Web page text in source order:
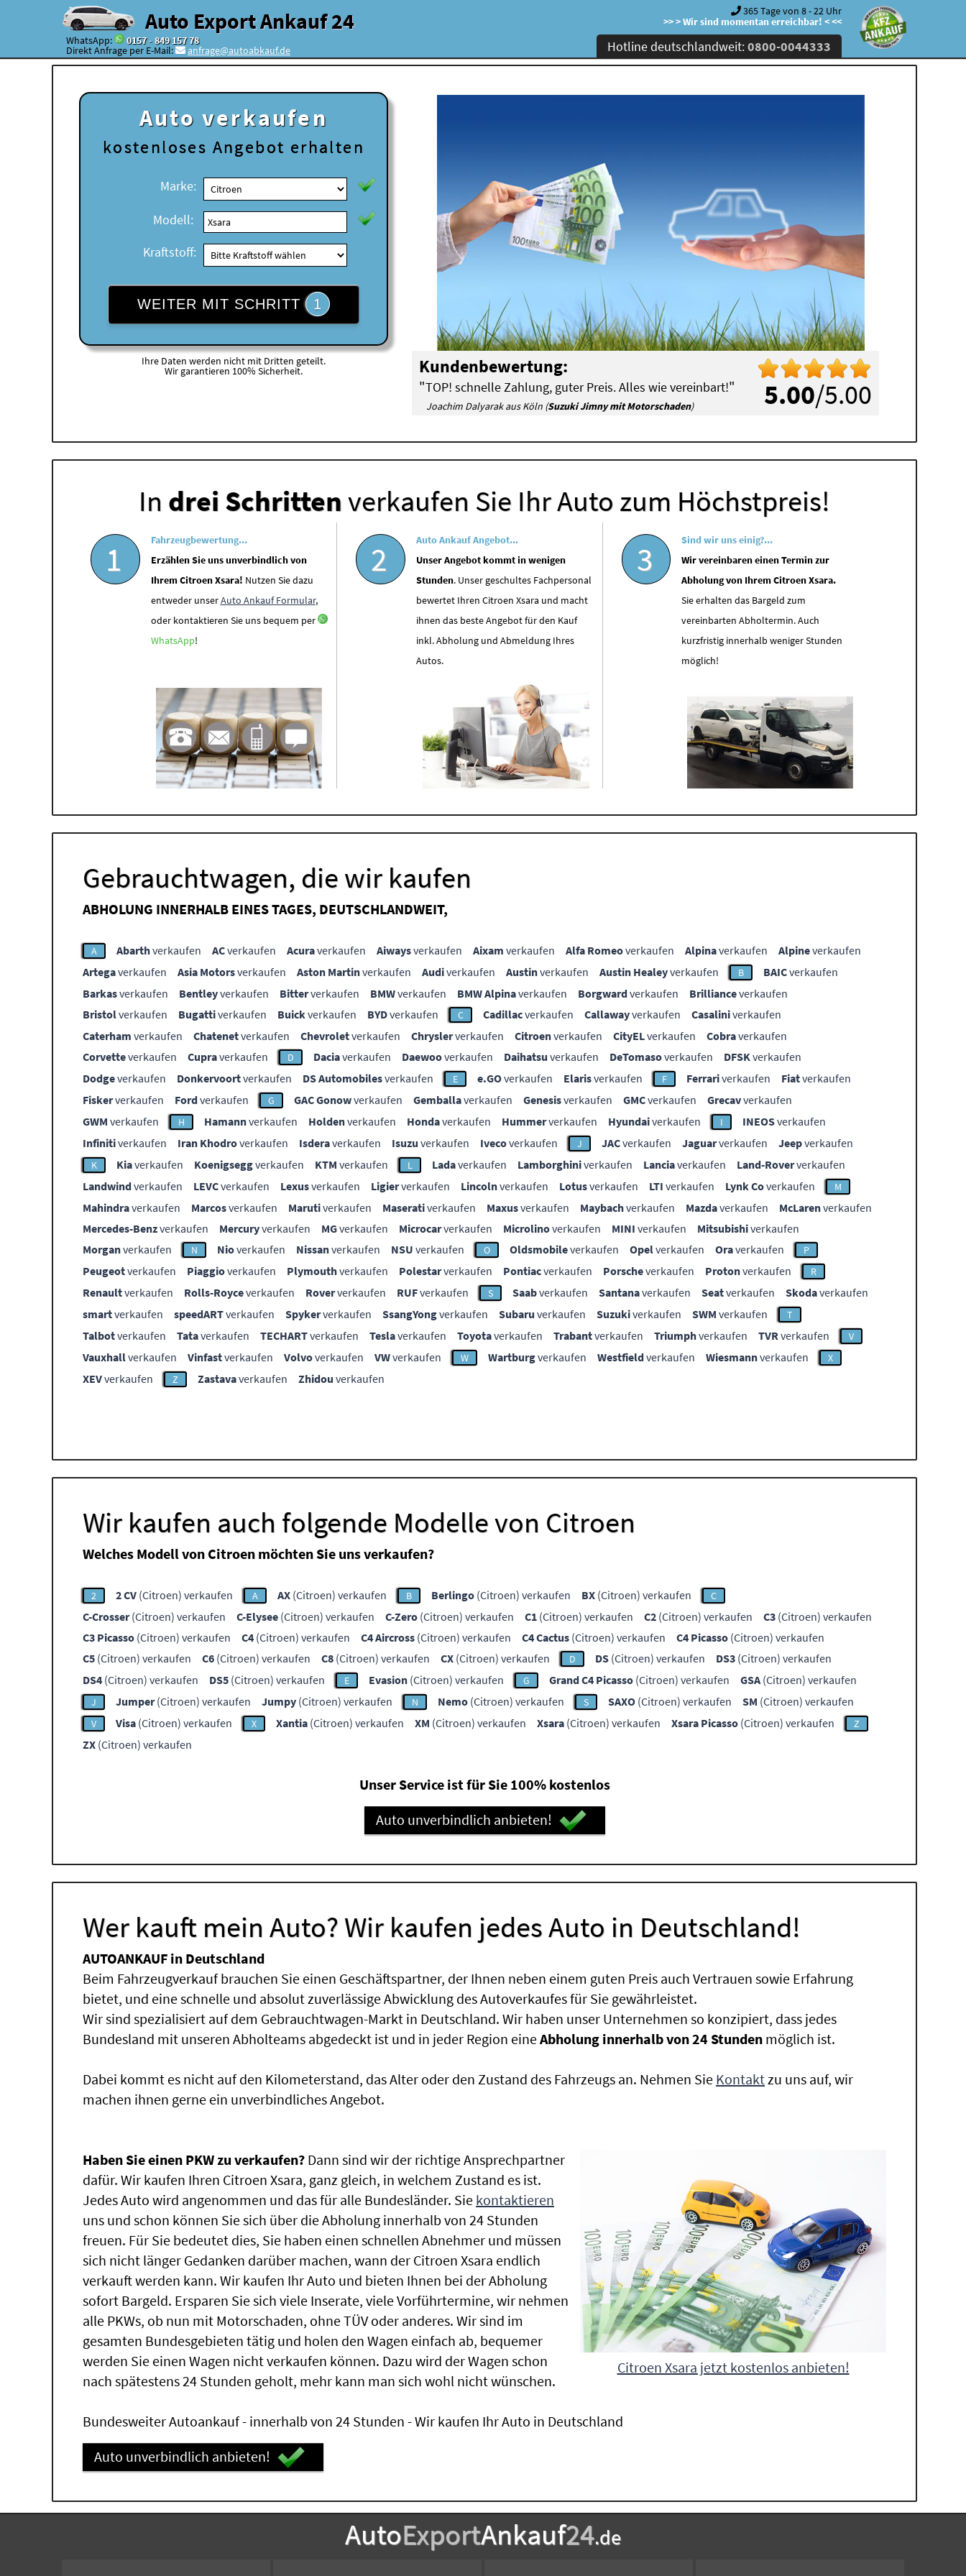
Auto Export Ankauf 24
WhatsApp: 0157 - 849 157 78
Direkt Anfrage per E-Mail: anfrage@autoabkauf.de
365 Tage von 8 - 22 Uhr
>> > Wir sind momentan erreichbar! < <<
Hotline deutschlandweit:0800-0044333
Auto verkaufen
kostenloses Angebot erhalten
Marke:
Modell:
Kraftstoff:
WEITER MIT SCHRITT 1
Ihre Daten werden nicht mit Dritten geteilt.
Wir garantieren 100% Sicherheit.
5.00/5.00
Kundenbewertung:
"TOP! schnelle Zahlung, guter Preis. Alles wie vereinbart!"
Joachim Dalyarak aus Köln (Suzuki Jimny mit Motorschaden)
In drei Schrittenverkaufen Sie Ihr Auto zum Höchstpreis!
1
Fahrzeugbewertung...
Erzählen Sie uns unverbindlich von
Ihrem Citroen Xsara! Nutzen Sie dazu
entweder unserAuto Ankauf Formular,
oder kontaktieren Sie uns bequem per
WhatsApp!
2
Auto Ankauf Angebot...
Unser Angebot kommt in wenigen
Stunden. Unser geschultes Fachpersonal
bewertet Ihren Citroen Xsara und macht
ihnen das beste Angebot für den Kauf
inkl. Abholung und Abmeldung Ihres
Autos.
3
Sind wir uns einig?...
Wir vereinbaren einen Termin zur
Abholung von Ihrem Citroen Xsara.
Sie erhalten das Bargeld zum
vereinbarten Abholtermin. Auch
kurzfristig innerhalb weniger Stunden
möglich!
Gebrauchtwagen, die wir kaufen
ABHOLUNG INNERHALB EINES TAGES, DEUTSCHLANDWEIT,
A Abarthverkaufen ACverkaufen Acuraverkaufen Aiwaysverkaufen Aixam verkaufen Alfa Romeoverkaufen Alpinaverkaufen Alpineverkaufen
Artegaverkaufen Asia Motorsverkaufen Aston Martinverkaufen Audiverkaufen Austinverkaufen Austin Healeyverkaufen B BAICverkaufen
Barkasverkaufen Bentleyverkaufen Bitterverkaufen BMWverkaufen BMW Alpinaverkaufen Borgwardverkaufen Brillianceverkaufen
Bristolverkaufen Bugattiverkaufen Buickverkaufen BYDverkaufen C Cadillacverkaufen Callawayverkaufen Casaliniverkaufen
Caterham verkaufen Chatenetverkaufen Chevroletverkaufen Chryslerverkaufen Citroenverkaufen CityELverkaufen Cobraverkaufen
Corvetteverkaufen Cupraverkaufen D Daciaverkaufen Daewooverkaufen Daihatsu verkaufen DeTomasoverkaufen DFSKverkaufen
Dodgeverkaufen Donkervoortverkaufen DS Automobilesverkaufen E e.GOverkaufen Elarisverkaufen F Ferrariverkaufen Fiatverkaufen
Fiskerverkaufen Fordverkaufen G GAC Gonowverkaufen Gemballaverkaufen Genesisverkaufen GMCverkaufen Grecavverkaufen
GWM verkaufen H Hamannverkaufen Holdenverkaufen Hondaverkaufen Hummerverkaufen Hyundaiverkaufen I INEOSverkaufen
Infinitiverkaufen Iran Khodroverkaufen Isderaverkaufen Isuzu verkaufen Ivecoverkaufen J JACverkaufen Jaguarverkaufen Jeepverkaufen
K Kiaverkaufen Koenigseggverkaufen KTM verkaufen L Ladaverkaufen Lamborghiniverkaufen Lanciaverkaufen Land-Roververkaufen
Landwindverkaufen LEVCverkaufen Lexusverkaufen Ligierverkaufen Lincolnverkaufen Lotusverkaufen LTI verkaufen Lynk Coverkaufen M
Mahindraverkaufen Marcosverkaufen Marutiverkaufen Maserativerkaufen Maxusverkaufen Maybachverkaufen Mazdaverkaufen McLarenverkaufen
Mercedes-Benzverkaufen Mercuryverkaufen MGverkaufen Microcarverkaufen Microlinoverkaufen MINI verkaufen Mitsubishiverkaufen
Morganverkaufen N Nioverkaufen Nissanverkaufen NSU verkaufen O Oldsmobileverkaufen Opelverkaufen Oraverkaufen P
Peugeotverkaufen Piaggioverkaufen Plymouthverkaufen Polestarverkaufen Pontiacverkaufen Porscheverkaufen Protonverkaufen R
Renaultverkaufen Rolls-Royceverkaufen Roververkaufen RUFverkaufen S Saabverkaufen Santanaverkaufen Seatverkaufen Skodaverkaufen
smartverkaufen speedARTverkaufen Spykerverkaufen SsangYongverkaufen Subaru verkaufen Suzukiverkaufen SWM verkaufen T
Talbotverkaufen Tataverkaufen TECHARTverkaufen Teslaverkaufen Toyotaverkaufen Trabantverkaufen Triumphverkaufen TVRverkaufen V
Vauxhallverkaufen Vinfastverkaufen Volvoverkaufen VWverkaufen W Wartburgverkaufen Westfieldverkaufen Wiesmannverkaufen X
XEVverkaufen Z Zastavaverkaufen Zhidou verkaufen
Wir kaufen auch folgende Modelle von Citroen
Welches Modell von Citroen möchten Sie uns verkaufen?
2 2 CV (Citroen) verkaufen A AX (Citroen) verkaufen B Berlingo (Citroen) verkaufen BX (Citroen) verkaufen C
C-Crosser(Citroen) verkaufen C-Elysee (Citroen) verkaufen C-Zero (Citroen) verkaufen C1 (Citroen) verkaufen C2 (Citroen) verkaufen C3 (Citroen) verkaufen
C3 Picasso (Citroen) verkaufen C4 (Citroen) verkaufen C4 Aircross (Citroen) verkaufen C4 Cactus (Citroen) verkaufen C4 Picasso (Citroen) verkaufen
C5 (Citroen) verkaufen C6 (Citroen) verkaufen C8 (Citroen) verkaufen CX (Citroen) verkaufen D DS (Citroen) verkaufen DS3 (Citroen) verkaufen
DS4 (Citroen) verkaufen DS5 (Citroen) verkaufen E Evasion (Citroen) verkaufen G Grand C4 Picasso (Citroen) verkaufen GSA (Citroen) verkaufen
J Jumper(Citroen) verkaufen Jumpy (Citroen) verkaufen N Nemo (Citroen) verkaufen S SAXO (Citroen) verkaufen SM (Citroen) verkaufen
V Visa (Citroen) verkaufen X Xantia (Citroen) verkaufen XM (Citroen) verkaufen Xsara (Citroen) verkaufen Xsara Picasso (Citroen) verkaufen Z
ZX (Citroen) verkaufen
Unser Service ist für Sie 100% kostenlos
Auto unverbindlich anbieten!
Wer kauft mein Auto? Wir kaufen jedes Auto in Deutschland!
AUTOANKAUF in Deutschland
Beim Fahrzeugverkauf brauchen Sie einen Geschäftspartner, der Ihnen neben einem guten Preis auch Vertrauen sowie Erfahrung
bietet, und eine schnelle und absolut zuverlässige Abwicklung des Autoverkaufes für Sie gewährleistet.
Wir sind spezialisiert auf dem Gebrauchtwagen-Markt in Deutschland. Wir haben unser Unternehmen so konzipiert, dass jedes
Bundesland mit unseren Abholteams abgedeckt ist und in jeder Region eineAbholung innerhalb von 24 Stunden möglich ist.
Dabei kommt es nicht auf den Kilometerstand, das Alter oder den Zustand des Fahrzeugs an. Nehmen Sie Kontaktzu uns auf, wir
machen ihnen gerne ein unverbindliches Angebot.
Citroen Xsara jetzt kostenlos anbieten!
Haben Sie einen PKW zu verkaufen? Dann sind wir der richtige Ansprechpartner
dafür. Wir kaufen Ihren Citroen Xsara, ganz gleich, in welchem Zustand es ist.
Jedes Auto wird angenommen und das für alle Bundesländer. Sie kontaktieren
uns und schon können Sie sich über die Abholung innerhalb von 24 Stunden
freuen. Für Sie bedeutet dies, Sie haben einen schnellen Abnehmer und müssen
sich nicht länger Gedanken darüber machen, wann der Citroen Xsara endlich
verkauft werden kann. Wir kaufen Ihr Auto und bieten Ihnen bei der Abholung
sofort Bargeld. Ersparen Sie sich viele Inserate, viele Vorführtermine, wir nehmen
alle PKWs, ob nun mit Motorschaden, ohne TÜV oder anderes. Wir sind im
gesamten Bundesgebieten tätig und holen den Wagen einfach ab, bequemer
werden Sie einen Wagen nicht verkaufen können. Dazu wird der Wagen schon
nach spätestens 24 Stunden geholt, mehr kann man sich wohl nicht wünschen.
Bundesweiter Autoankauf - innerhalb von 24 Stunden - Wir kaufen Ihr Auto in Deutschland
Auto unverbindlich anbieten!
AutoExportAnkauf24.de